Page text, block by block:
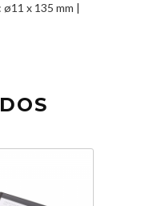
x 135 mm |